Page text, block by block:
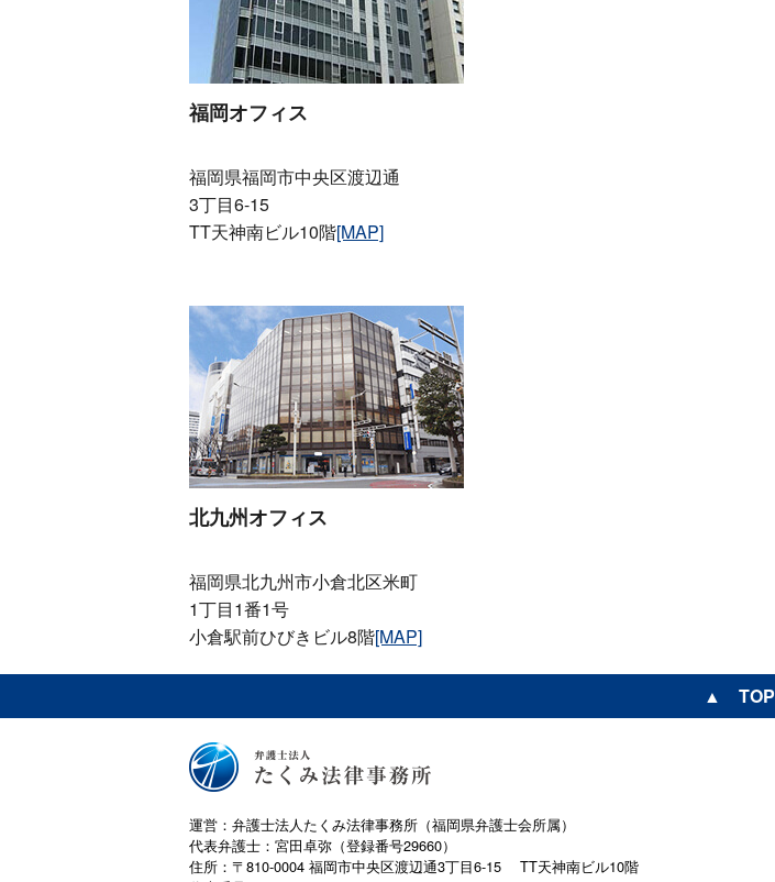
福岡オフィス
福岡県福岡市中央区渡辺通
3丁目6-15
TT天神南ビル10階[MAP]
北九州オフィス
福岡県北九州市小倉北区米町
1丁目1番1号
小倉駅前ひびきビル8階[MAP]
▲ TOP
運営：弁護士法人たくみ法律事務所（福岡県弁護士会所属）
代表弁護士：宮田卓弥（登録番号29660）
住所：〒810-0004 福岡市中央区渡辺通3丁目6-15
TT天神南ビル10階